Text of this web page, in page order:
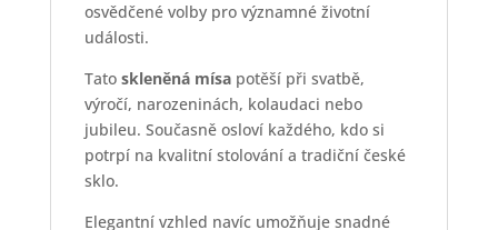
osvědčené volby pro významné životní
události.
Tato skleněná mísapotěší při svatbě,
výročí, narozeninách, kolaudaci nebo
jubileu. Současně osloví každého, kdo si
potrpí na kvalitní stolování a tradiční české
sklo.
Elegantní vzhled navíc umožňuje snadné